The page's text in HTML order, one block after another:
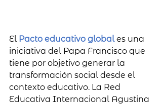
El Pacto educativo global es una
iniciativa del Papa Francisco que
tiene por objetivo generar la
transformación social desde el
contexto educativo. La Red
Educativa Internacional Agustina